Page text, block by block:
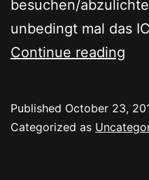
besuchen/
unbedingt mal das
Continue reading
Published October 23,
Categorized as